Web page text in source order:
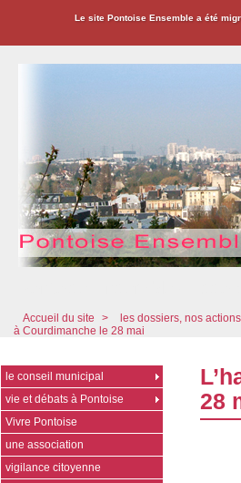
Le site Pontoise Ensemble a été
Accueil du site > les dossiers, nos
à Courdimanche le 28 mai
28
le conseil municipal
vie et débats à Pontoise
Vivre Pontoise
une association
vigilance citoyenne